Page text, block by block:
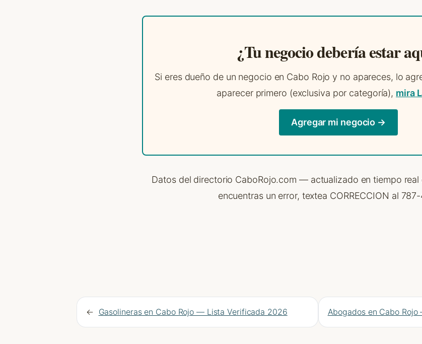
¿Tu negocio debería estar
Si eres dueño de un negocio en Cabo Rojo y no apareces, lo
aparecer primero (exclusiva por categoría), mira
Agregar mi negocio →
Datos del directorio CaboRojo.com — actualizado en tiempo real
encuentras un error, textea CORRECCION al 787-
← Gasolineras en Cabo Rojo — Lista Verificada 2026 Abogados en Cabo